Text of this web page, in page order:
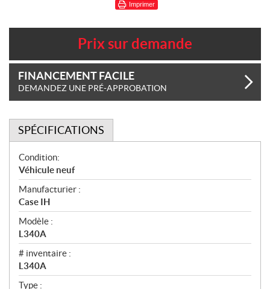
Imprimer
Prix sur demande
FINANCEMENT FACILE
DEMANDEZ UNE PRÉ-APPROBATION
SPÉCIFICATIONS
S
p
é
c
i
f
i
c
a
t
Condition:
Véhicule neuf
Manufacturier :
Case IH
Modèle :
L340A
# inventaire :
L340A
Type :